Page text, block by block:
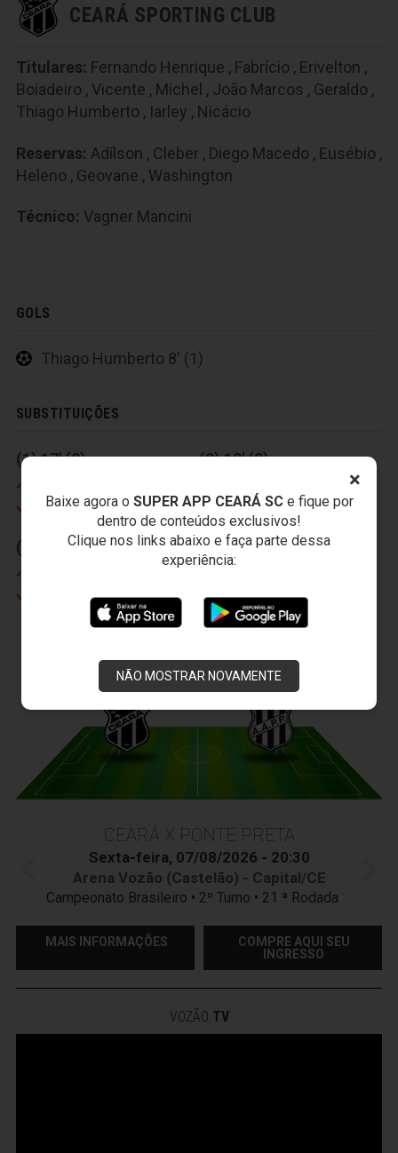
×
Baixe agora o SUPER APP CEARÁ SCe fique por
dentro de conteúdos exclusivos!
Clique nos links abaixo e faça parte dessa
experiência:
NÃO MOSTRAR NOVAMENTE
CEARÁ SPORTING CLUB
Titulares: Fernando Henrique , Fabrício , Erivelton ,
Boiadeiro , Vicente , Michel , João Marcos , Geraldo ,
Thiago Humberto , Iarley , Nicácio
Reservas: Adílson , Cleber , Diego Macedo , Eusébio ,
Heleno , Geovane , Washington
Técnico: Vagner Mancini
GOLS
Thiago Humberto 8' (1)
SUBSTITUIÇÕES
(1) 17' (2)
Thiago Humberto
(2) 18' (2)
Washington
(3) 26' (2)
JOGOS DOVOZÃO
CEARÁ X PONTE PRETA
Sexta-feira, 07/08/2026 - 20:30
Arena Vozão (Castelão) - Capital/CE
Campeonato Brasileiro • 2º Turno • 21 ª Rodada
MAIS INFORMAÇÕES
COMPRE AQUI SEU
INGRESSO
VOZÃO TV